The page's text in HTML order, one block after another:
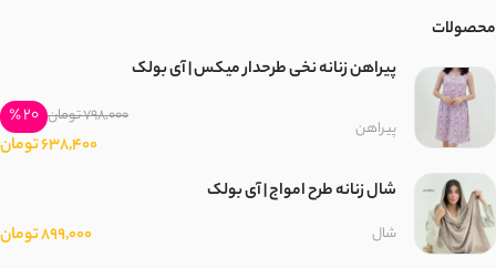
محصولات
پیراهن زنانه نخی طرحدار میکس | آی بولک
پیراهن
798,000 تومان
20 ٪
638,400 تومان
شال زنانه طرح امواج | آی بولک
شال
899,000 تومان